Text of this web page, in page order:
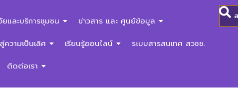
ยและบริการชุมชน ข่าวสาร และ ศูนย์ข้อมูล
วามเป็นเลิศ เรียนรู้ออนไลน์ ระบบสารสนเทศ สวชช.
ติดต่อเรา